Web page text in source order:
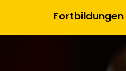
Fortbildungen